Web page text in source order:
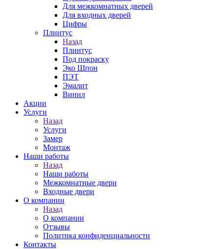
Для межкомнатных дверей
Для входных дверей
Цифры
Плинтус
Назад
Плинтус
Под покраску
Эко Шпон
ПЭТ
Эмалит
Винил
Акции
Услуги
Назад
Услуги
Замер
Монтаж
Наши работы
Назад
Наши работы
Межкомнатные двери
Входные двери
О компании
Назад
О компании
Отзывы
Политика конфиденциальности
Контакты